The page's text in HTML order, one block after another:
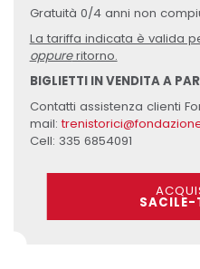
Gratuità 0/4 anni non
La tariffa indicata è valida
oppureritorno.
BIGLIETTI IN VENDITA A
Contatti assistenza clienti
mail:
Cell: 335 6854091
SACILE-